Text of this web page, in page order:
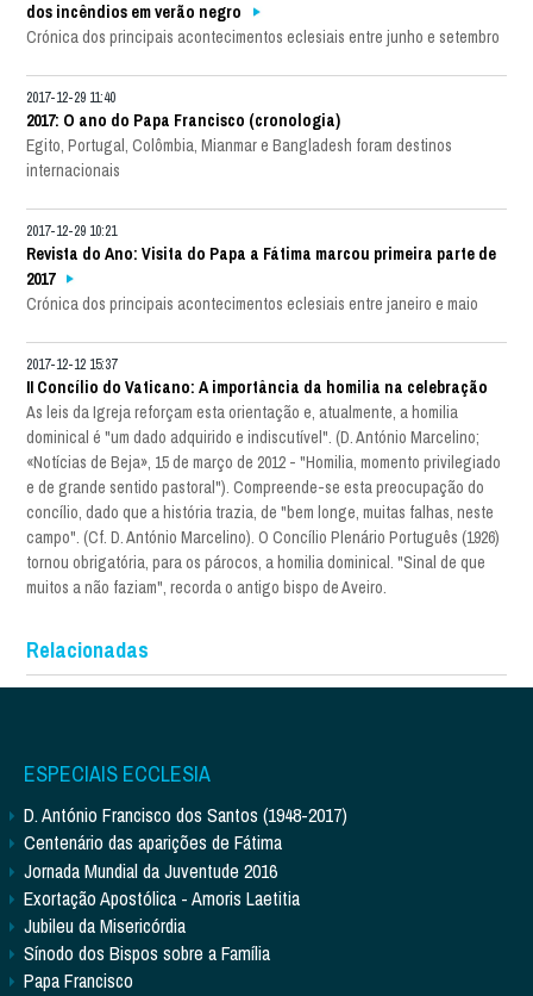
dos incêndios em verão negro
Crónica dos principais acontecimentos eclesiais entre junho e setembro
2017-12-29 11:40
2017: O ano do Papa Francisco (cronologia)
Egito, Portugal, Colômbia, Mianmar e Bangladesh foram destinos
internacionais
2017-12-29 10:21
Revista do Ano: Visita do Papa a Fátima marcou primeira parte de
2017
Crónica dos principais acontecimentos eclesiais entre janeiro e maio
2017-12-12 15:37
II Concílio do Vaticano: A importância da homilia na celebração
As leis da Igreja reforçam esta orientação e, atualmente, a homilia
dominical é "um dado adquirido e indiscutível". (D. António Marcelino;
«Notícias de Beja», 15 de março de 2012 - "Homilia, momento privilegiado
e de grande sentido pastoral"). Compreende-se esta preocupação do
concílio, dado que a história trazia, de "bem longe, muitas falhas, neste
campo". (Cf. D. António Marcelino). O Concílio Plenário Português (1926)
tornou obrigatória, para os párocos, a homilia dominical. "Sinal de que
muitos a não faziam", recorda o antigo bispo de Aveiro.
Relacionadas
ESPECIAIS ECCLESIA
D. António Francisco dos Santos (1948-2017)
Centenário das aparições de Fátima
Jornada Mundial da Juventude 2016
Exortação Apostólica - Amoris Laetitia
Jubileu da Misericórdia
Sínodo dos Bispos sobre a Família
Papa Francisco